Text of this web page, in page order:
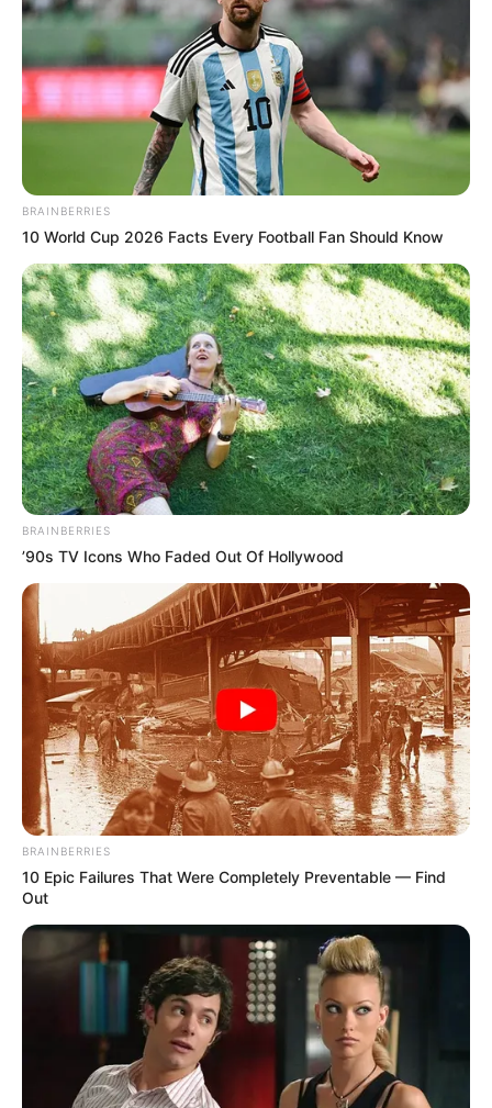
BRAINBERRIES
10 World Cup 2026 Facts Every Football Fan Should Know
BRAINBERRIES
’90s TV Icons Who Faded Out Of Hollywood
BRAINBERRIES
10 Epic Failures That Were Completely Preventable — Find
Out